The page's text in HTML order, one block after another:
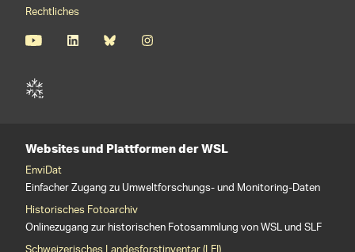
Rechtliches
Websites und Plattformen der WSL
EnviDat
Einfacher Zugang zu Umweltforschungs- und Monitoring-Daten
Historisches Fotoarchiv
Onlinezugang zur historischen Fotosammlung von WSL und SLF